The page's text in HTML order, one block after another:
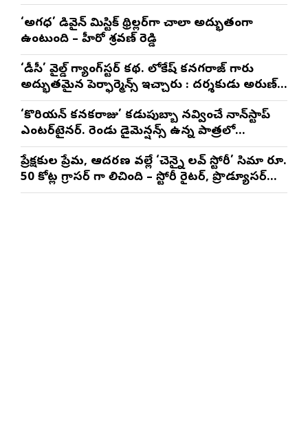
‘అగధ’ డివైన్ మిస్టిక్ థ్రిల్లర్‌గా చాలా అద్భుతంగా
ఉంటుంది – హీరో శ్రవణ్ రెడ్డి
‘డీసీ’ వైల్డ్ గ్యాంగ్‌స్టర్ కథ. లోకేష్ కనగరాజ్ గారు
అద్భుతమైన పెర్ఫార్మెన్స్ ఇచ్చారు : దర్శకుడు అరుణ్
మాథేశ్వరన్
‘కొరియన్ కనకరాజు’ కడుపుబ్బా నవ్వించే నాన్‌స్టాప్
ఎంటర్‌టైనర్. రెండు డైమెన్షన్స్ ఉన్న పాత్రలో
నటించడం చాలా సంతృప్తినిచ్చింది : వరుణ్ తేజ్
ప్రేక్షకుల ప్రేమ, ఆదరణ వల్లే ‘చెన్నై లవ్ స్టోరీ’ సినిమా రూ.
50 కోట్ల గ్రాసర్ గా నిలిచింది – స్టోరీ రైటర్, ప్రొడ్యూసర్
సాయి రాజేష్